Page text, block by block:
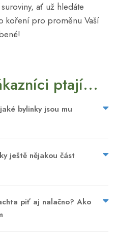
ať už hledáte
koření pro proměnu Vaší
ptají...
bylinky jsou mu
ještě nějakou část
piť aj nalačno? Ako